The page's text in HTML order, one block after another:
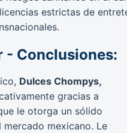
estrictas de
- Conclusiones:
Dulces Chompys,
gracias a
le otorga un sólido
mexicano. Le